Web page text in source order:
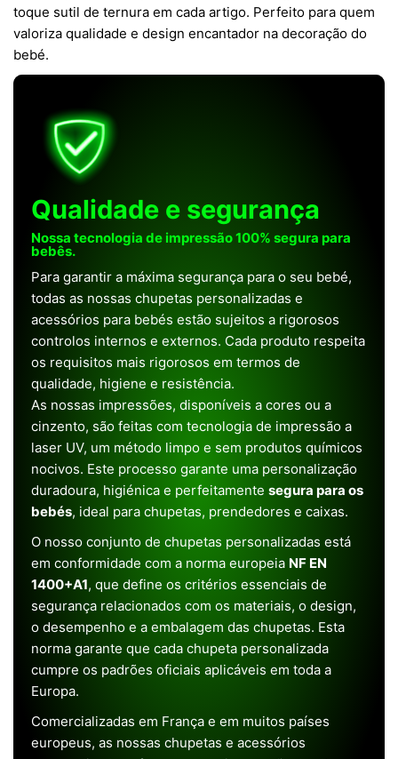
toque sutil de ternura em cada artigo. Perfeito para quem
valoriza qualidade e design encantador na decoração do
bebé.
Qualidade e segurança
Nossa tecnologia de impressão 100% segura para
bebês.
Para garantir a máxima segurança para o seu bebé,
todas as nossas chupetas personalizadas e
acessórios para bebés estão sujeitos a rigorosos
controlos internos e externos. Cada produto respeita
os requisitos mais rigorosos em termos de
qualidade, higiene e resistência.
As nossas impressões, disponíveis a cores ou a
cinzento, são feitas com tecnologia de impressão a
laser UV, um método limpo e sem produtos químicos
nocivos. Este processo garante uma personalização
duradoura, higiénica e perfeitamente segura para os
bebés, ideal para chupetas, prendedores e caixas.
O nosso conjunto de chupetas personalizadas está
em conformidade com a norma europeia NF EN
1400+A1, que define os critérios essenciais de
segurança relacionados com os materiais, o design,
o desempenho e a embalagem das chupetas. Esta
norma garante que cada chupeta personalizada
cumpre os padrões oficiais aplicáveis em toda a
Europa.
Comercializadas em França e em muitos países
europeus, as nossas chupetas e acessórios